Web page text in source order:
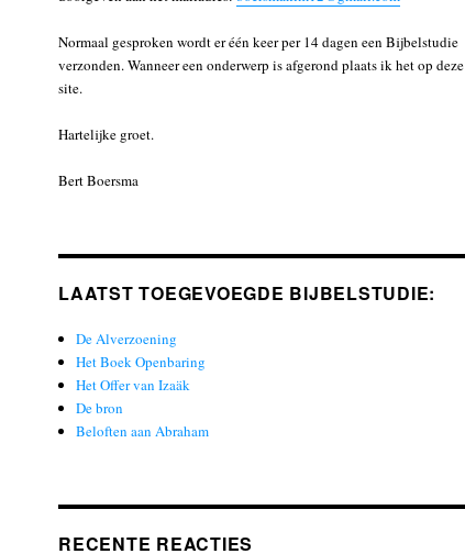
Normaal gesproken wordt er één keer per 14 dagen een Bijbelstudie
verzonden. Wanneer een onderwerp is afgerond plaats ik het op deze
site.
Hartelijke groet.
Bert Boersma
LAATST TOEGEVOEGDE BIJBELSTUDIE:
De Alverzoening
Het Boek Openbaring
Het Offer van Izaäk
De bron
Beloften aan Abraham
RECENTE REACTIES